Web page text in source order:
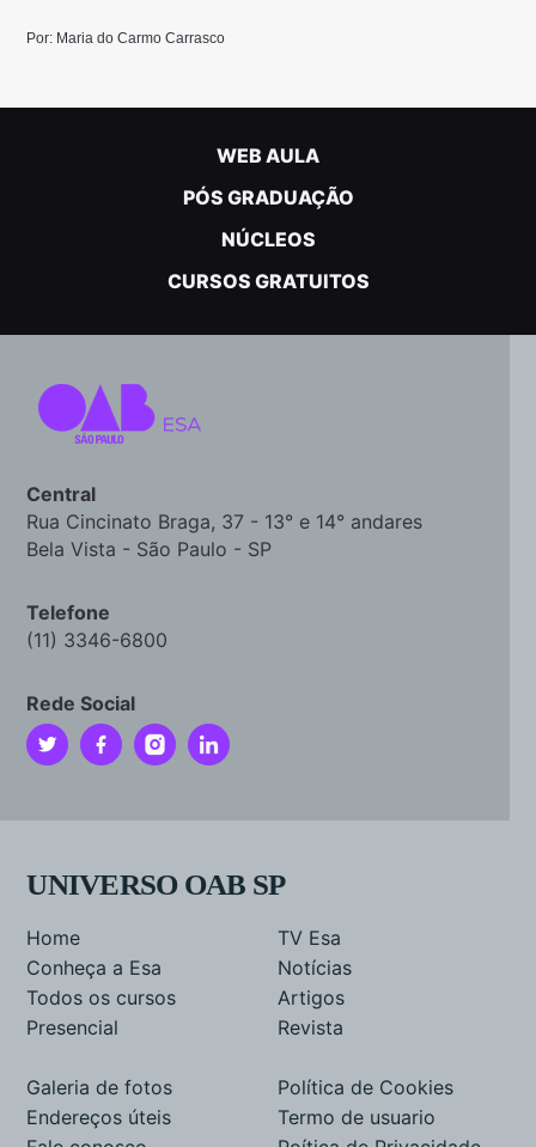
Por: Maria do Carmo Carrasco
WEB AULA
PÓS GRADUAÇÃO
NÚCLEOS
CURSOS GRATUITOS
Central
Rua Cincinato Braga, 37 - 13° e 14° andares
Bela Vista - São Paulo - SP
Telefone
(11) 3346-6800
Rede Social
UNIVERSO OAB SP
Home
Conheça a Esa
Todos os cursos
Presencial
TV Esa
Notícias
Artigos
Revista
Galeria de fotos
Endereços úteis
Política de Cookies
Termo de usuario